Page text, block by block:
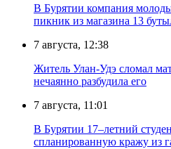
В Бурятии компания
пикник из магазина 13
7 августа, 12:38
Житель Улан-Удэ сломал
нечаянно разбудила его
7 августа, 11:01
В Бурятии 17–летний
спланированную кражу из